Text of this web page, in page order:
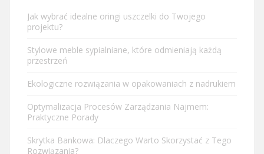
Jak wybrać idealne oringi uszczelki do Twojego
projektu?
Stylowe meble sypialniane, które odmieniają każdą
przestrzeń
Ekologiczne rozwiązania w opakowaniach z nadrukiem
Optymalizacja Procesów Zarządzania Najmem:
Praktyczne Porady
Skrytka Bankowa: Dlaczego Warto Skorzystać z Tego
Rozwiązania?